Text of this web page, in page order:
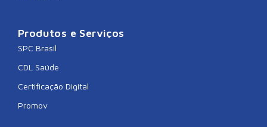
Produtos e Serviços
SPC Brasil
CDL Saúde
Certificação Digital
Promov